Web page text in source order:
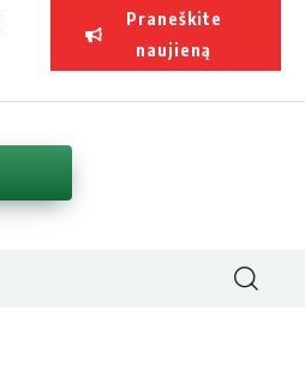
Praneškite
naujieną